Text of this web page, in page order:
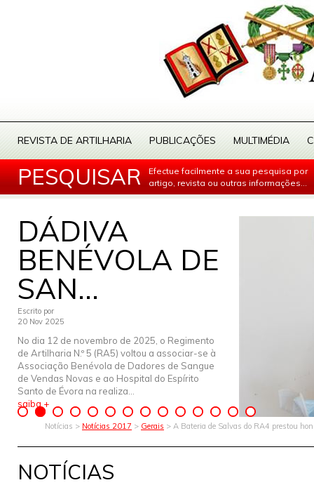
REVISTA DE ARTILHARIA PUBLICAÇÕES MULTIMÉDIA
PESQUISAR
Efectue facilmente a sua pesquisa por
artigo, revista ou outras informações...
DÁDIVA
BENÉVOLA DE
SAN...
Escrito por
20 Nov 2025
No dia 12 de novembro de 2025, o Regimento
de Artilharia N.º 5 (RA5) voltou a associar-se à
Associação Benévola de Dadores de Sangue
de Vendas Novas e ao Hospital do Espírito
Santo de Évora na realiza...
saiba +
Notícias > Notícias 2017 > Gerais > A Bateria de Salvas do RA4 prestou
NOTÍCIAS